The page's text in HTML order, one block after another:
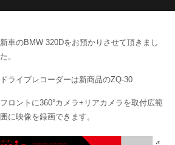
新車のBMW 320Dをお預かりさせて頂きまし
た。
ドライブレコーダーは新商品のZQ-30
フロントに360°カメラ+リアカメラを取付広範
囲に映像を録画できます。